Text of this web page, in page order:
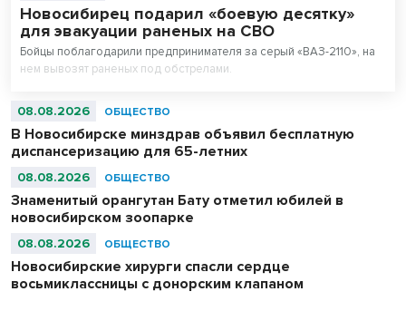
Новосибирец подарил «боевую десятку»
для эвакуации раненых на СВО
Бойцы поблагодарили предпринимателя за серый «ВАЗ-2110», на
нем вывозят раненых под обстрелами.
08.08.2026 ОБЩЕСТВО
В Новосибирске минздрав объявил бесплатную
диспансеризацию для 65-летних
08.08.2026 ОБЩЕСТВО
Знаменитый орангутан Бату отметил юбилей в
новосибирском зоопарке
08.08.2026 ОБЩЕСТВО
Новосибирские хирурги спасли сердце
восьмиклассницы с донорским клапаном